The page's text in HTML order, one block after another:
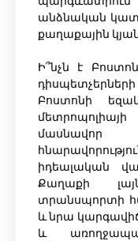
անձնական
քաղաքային
Ի՞նչն է
Բոստոնի
մասնավոր
իդեալական
Քաղաքի
տրանսպորտի
և նրա
և